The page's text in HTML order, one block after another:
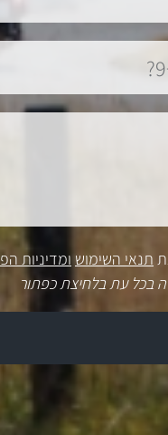
תנאי השימוש ומדיניות
בכל עת בלחיצת כפתור